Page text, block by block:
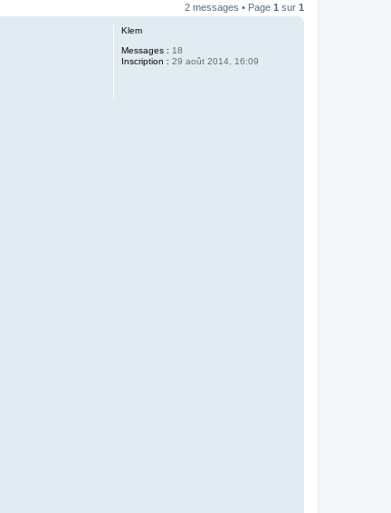
2 messages • Page 1 sur 1
Klem
Messages : 18
Inscription : 29 août 2014, 16:09